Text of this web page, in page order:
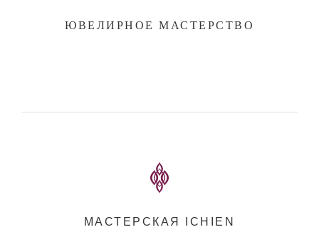
ЮВЕЛИРНОЕ МАСТЕРСТВО
МАСТЕРСКАЯ ICHIEN